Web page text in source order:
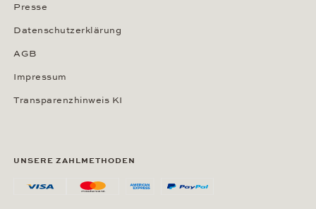
Presse
Datenschutzerklärung
AGB
Impressum
Transparenzhinweis KI
UNSERE ZAHLMETHODEN